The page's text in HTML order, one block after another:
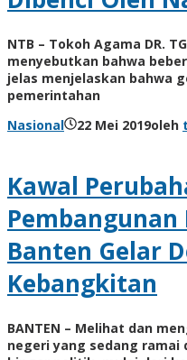
NTB – Tokoh Agama DR.
menyebutkan bahwa
jelas menjelaskan bahwa
pemerintahan
Nasional
22 Mei 2019oleh
Kawal
Pembangunan
Banten Gelar
Kebangkitan
BANTEN – Melihat dan
negeri yang sedang ramai